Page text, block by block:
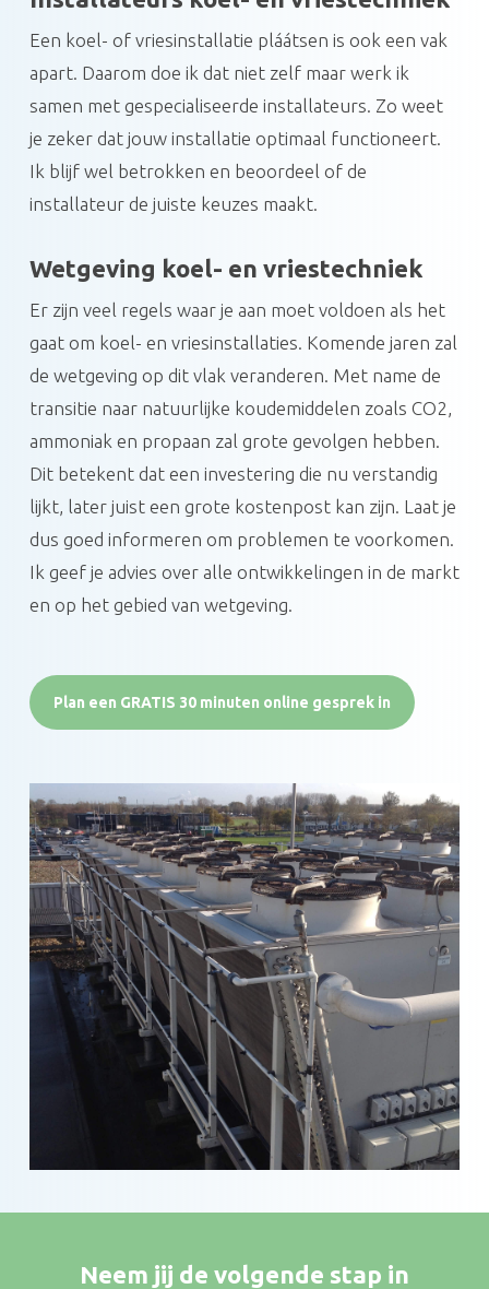
Een koel- of vriesinstallatie pláátsen is ook een vak
apart. Daarom doe ik dat niet zelf maar werk ik
samen met gespecialiseerde installateurs. Zo weet
je zeker dat jouw installatie optimaal functioneert.
Ik blijf wel betrokken en beoordeel of de
installateur de juiste keuzes maakt.
Wetgeving koel- en vriestechniek
Er zijn veel regels waar je aan moet voldoen als het
gaat om koel- en vriesinstallaties. Komende jaren zal
de wetgeving op dit vlak veranderen. Met name de
transitie naar natuurlijke koudemiddelen zoals CO2,
ammoniak en propaan zal grote gevolgen hebben.
Dit betekent dat een investering die nu verstandig
lijkt, later juist een grote kostenpost kan zijn. Laat je
dus goed informeren om problemen te voorkomen.
Ik geef je advies over alle ontwikkelingen in de markt
en op het gebied van wetgeving.
Plan een GRATIS 30 minuten online gesprek in
Neem jij de volgende stap in